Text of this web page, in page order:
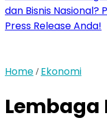
dan Bisnis Nasional?
Press Release Anda!
Home / Ekonomi
Lembaga